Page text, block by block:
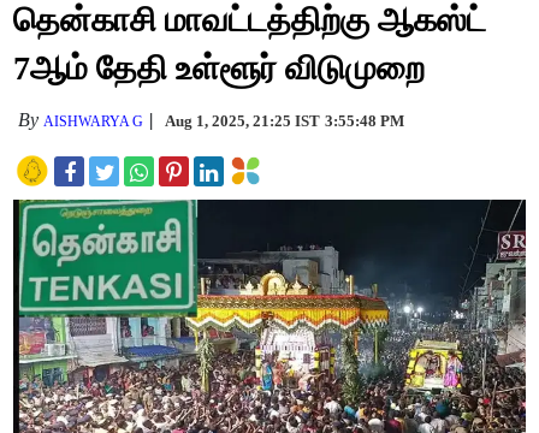
தென்காசி மாவட்டத்திற்கு ஆகஸ்ட்
7ஆம் தேதி உள்ளூர் விடுமுறை
By AISHWARYA G Aug 1, 2025, 21:25 IST 3:55:48 PM